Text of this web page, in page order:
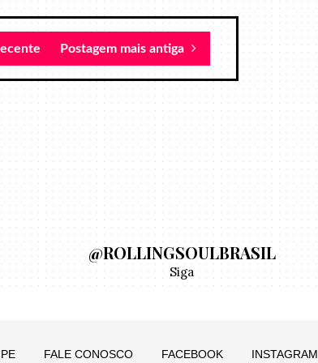
Postagem mais antiga
@ROLLINGSOULBRASIL
Siga
FALE CONOSCO FACEBOOK INSTAGRAM